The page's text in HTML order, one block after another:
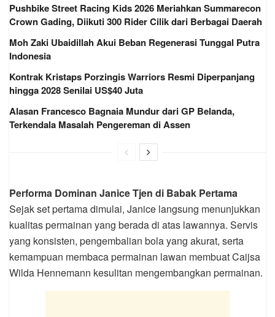
Pushbike Street Racing Kids 2026 Meriahkan Summarecon
Crown Gading, Diikuti 300 Rider Cilik dari Berbagai Daerah
Moh Zaki Ubaidillah Akui Beban Regenerasi Tunggal Putra
Indonesia
Kontrak Kristaps Porzingis Warriors Resmi Diperpanjang
hingga 2028 Senilai US$40 Juta
Alasan Francesco Bagnaia Mundur dari GP Belanda,
Terkendala Masalah Pengereman di Assen
Performa Dominan Janice Tjen di Babak Pertama
Sejak set pertama dimulai, Janice langsung menunjukkan
kualitas permainan yang berada di atas lawannya. Servis
yang konsisten, pengembalian bola yang akurat, serta
kemampuan membaca permainan lawan membuat Caijsa
Wilda Hennemann kesulitan mengembangkan permainan.